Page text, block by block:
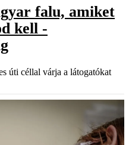
falu, amiket
kell -
úti céllal várja a látogatókat